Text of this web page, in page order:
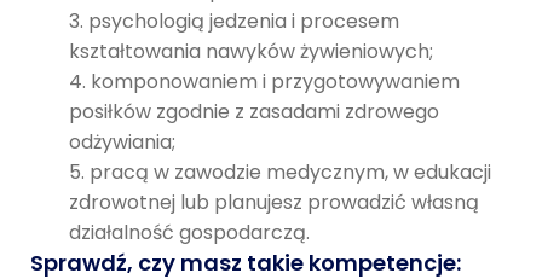
psychologią jedzenia i procesem
kształtowania nawyków żywieniowych;
komponowaniem i przygotowywaniem
posiłków zgodnie z zasadami zdrowego
odżywiania;
pracą w zawodzie medycznym, w edukacji
zdrowotnej lub planujesz prowadzić własną
działalność gospodarczą.
Sprawdź, czy masz takie kompetencje: